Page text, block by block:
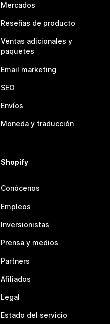
Mercados
Reseñas de producto
Ventas adicionales y
paquetes
Email marketing
SEO
Envíos
Moneda y traducción
Shopify
Conócenos
Empleos
Inversionistas
Prensa y medios
Partners
Afiliados
Legal
Estado del servicio